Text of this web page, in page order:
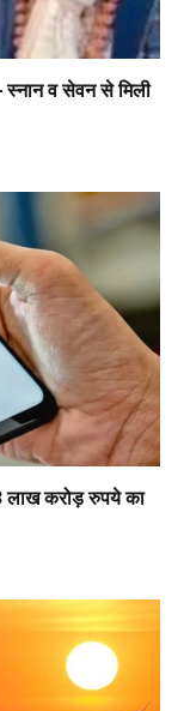
स्नान व सेवन से मिली
लाख करोड़ रुपये का